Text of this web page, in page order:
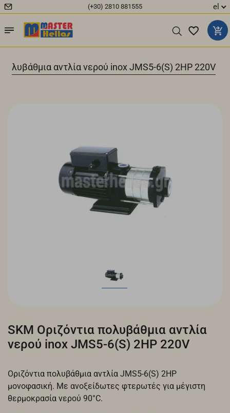
(+30) 2810 881555 el
πολυβάθμια αντλία νερού inox JMS5-6(S) 2HP 220V
SKM Οριζόντια πολυβάθμια αντλία
νερού inox JMS5-6(S) 2HP 220V
Οριζόντια πολυβάθμια αντλία JMS5-6(S) 2HP
μονοφασική. Με ανοξείδωτες φτερωτές για μέγιστη
θερμοκρασία νερού 90°C.